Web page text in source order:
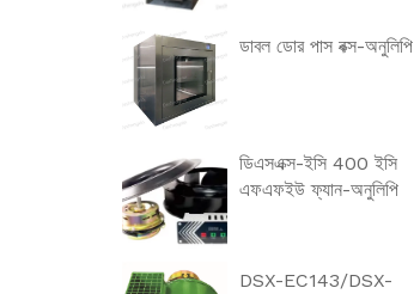
ডাবল ডোর পাস বক্স-অনুলিপি
ডিএসএক্স-ইসি 400 ইসি
এফএফইউ ফ্যান-অনুলিপি
DSX-EC143/DSX-